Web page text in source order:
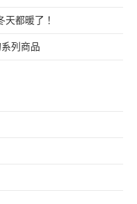
都暖了！
列商品